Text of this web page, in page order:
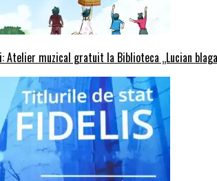
Atelier muzical gratuit la Biblioteca „Lucian